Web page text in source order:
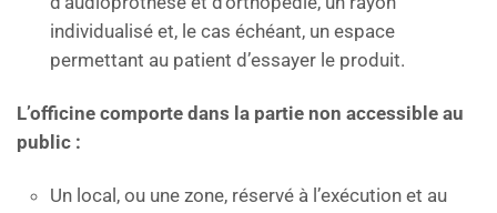
individualisé et, le cas échéant, un espace
permettant au patient d’essayer le produit.
L’officine comporte dans la partie non accessible au
public :
Un local, ou une zone, réservé à l’exécution et au